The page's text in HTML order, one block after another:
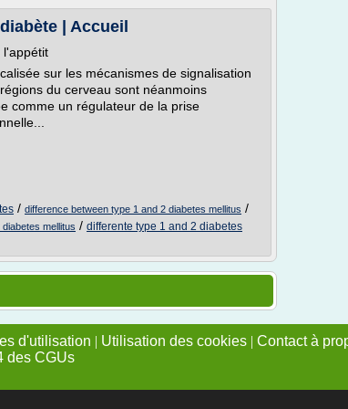
| Accueil
l'appétit
sur les mécanismes de signalisation
du cerveau sont néanmoins
comme un régulateur de la prise
/ difference between type 1 and 2 diabetes mellitus /
mellitus / differente type 1 and 2 diabetes
d'utilisation | Utilisation des cookies | Contact à
des CGUs